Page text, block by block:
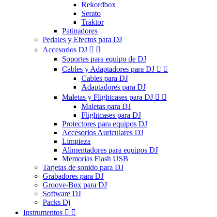
Rekordbox
Serato
Traktor
Patinadores
Pedales y Efectos para DJ
Accesorios DJ  
Soportes para equipo de DJ
Cables y Adaptadores para DJ  
Cables para DJ
Adaptadores para DJ
Maletas y Flightcases para DJ  
Maletas para DJ
Flightcases para DJ
Protectores para equipos DJ
Accesorios Auriculares DJ
Limpieza
Alimentadores para equipos DJ
Memorias Flash USB
Tarjetas de sonido para DJ
Grabadores para DJ
Groove-Box para DJ
Software DJ
Packs Dj
Instrumentos  